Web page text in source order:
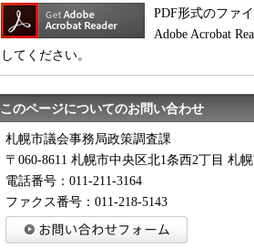
PDF形式のファ
Adobe Acrobat
してください。
このページについてのお問い合わせ
札幌市議会事務局政策調査課
〒060-8611 札幌市中央区北1条西2丁目 札
電話番号：011-211-3164
ファクス番号：011-218-5143